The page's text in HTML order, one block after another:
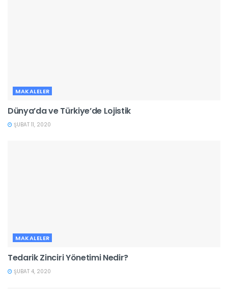
MAKALELER
Dünya’da ve Türkiye’de Lojistik
ŞUBAT 11, 2020
MAKALELER
Tedarik Zinciri Yönetimi Nedir?
ŞUBAT 4, 2020